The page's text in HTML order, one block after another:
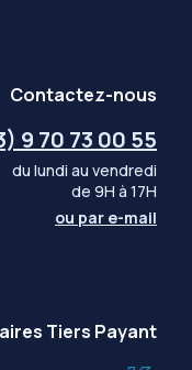
Contactez-nous
9 70 73 00 55
du lundi au vendredi
de 9H à 17H
ou par e-mail
Tiers Payant